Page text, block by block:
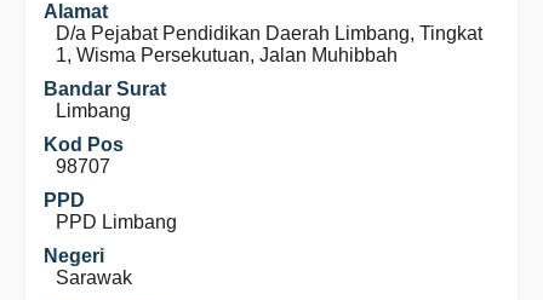
Alamat
D/a Pejabat Pendidikan Daerah Limbang, Tingkat
1, Wisma Persekutuan, Jalan Muhibbah
Bandar Surat
Limbang
Kod Pos
98707
PPD
PPD Limbang
Negeri
Sarawak